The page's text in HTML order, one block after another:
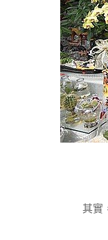
其實，